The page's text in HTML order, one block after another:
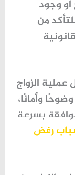
وجود
من
الزواج
وأمانًا،
بسرعة
رفض